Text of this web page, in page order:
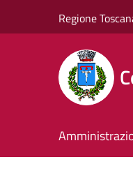
Regione